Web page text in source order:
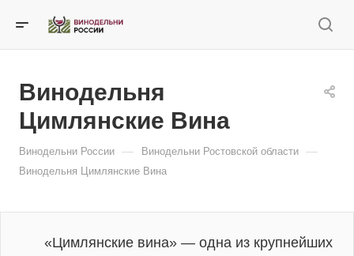
Винодельня
Цимлянские Вина
Винодельни России — Винодельни Ростовской области —
Винодельня Цимлянские Вина
«Цимлянские вина» — одна из крупнейших